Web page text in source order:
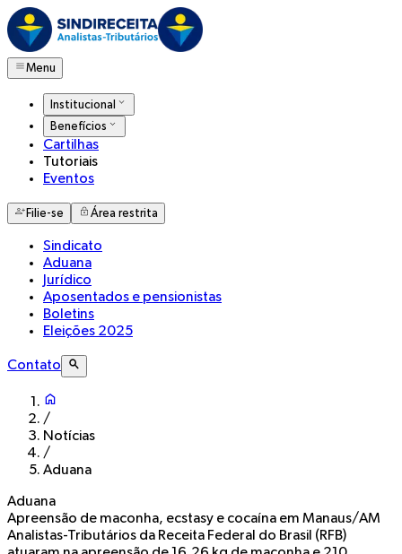
Menu
Institucional
Benefícios
Cartilhas
Tutoriais
Eventos
Filie-se Área restrita
Sindicato
Aduana
Jurídico
Aposentados e pensionistas
Boletins
Eleições 2025
Contato
/
Notícias
/
Aduana
Aduana
Apreensão de maconha, ecstasy e cocaína em Manaus/AM
Analistas-Tributários da Receita Federal do Brasil (RFB)